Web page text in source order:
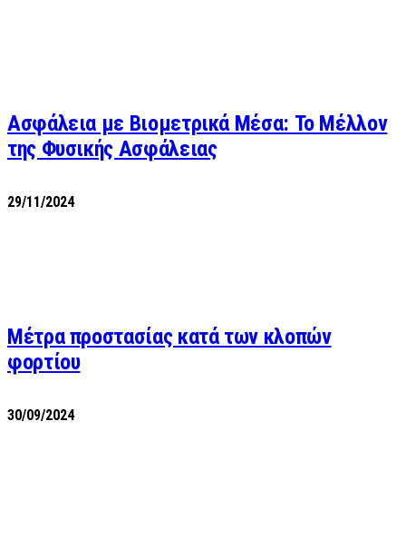
Ασφάλεια με Βιομετρικά Μέσα: Το Μέλλον
της Φυσικής Ασφάλειας
29/11/2024
Μέτρα προστασίας κατά των κλοπών
φορτίου
30/09/2024